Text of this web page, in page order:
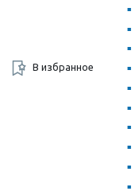
В избранное